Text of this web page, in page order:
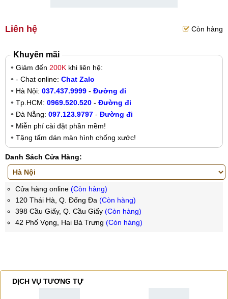
Liên hệ Còn hàng
Khuyến mãi
Giảm đến 200K khi liên hệ:
- Chat online: Chat Zalo
Hà Nội: 037.437.9999 - Đường đi
Tp.HCM: 0969.520.520 - Đường đi
Đà Nẵng: 097.123.9797 - Đường đi
Miễn phí cài đặt phần mềm!
Tặng tấm dán màn hình chống xước!
Danh Sách Cửa Hàng:
Cửa hàng online (Còn hàng)
120 Thái Hà, Q. Đống Đa (Còn hàng)
398 Cầu Giấy, Q. Cầu Giấy (Còn hàng)
42 Phố Vọng, Hai Bà Trưng (Còn hàng)
DỊCH VỤ TƯƠNG TỰ